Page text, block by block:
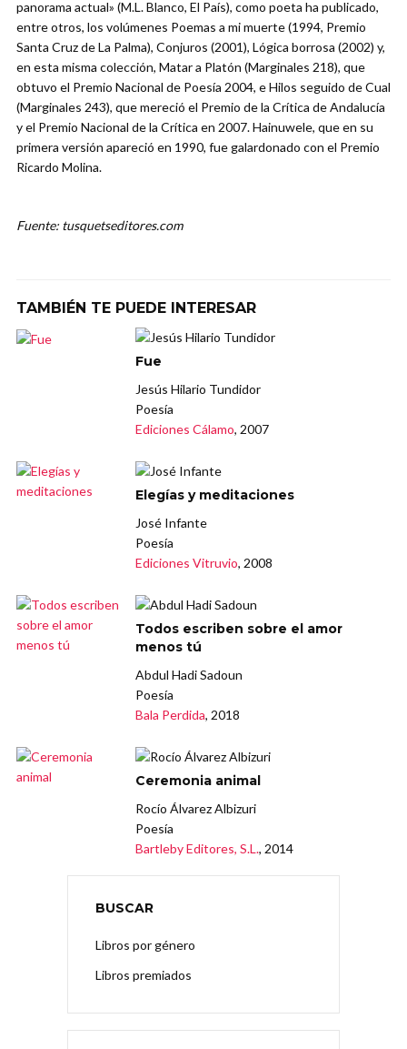
panorama actual» (M.L. Blanco, El País), como poeta ha publicado,
entre otros, los volúmenes Poemas a mi muerte (1994, Premio
Santa Cruz de La Palma), Conjuros (2001), Lógica borrosa (2002) y,
en esta misma colección, Matar a Platón (Marginales 218), que
obtuvo el Premio Nacional de Poesía 2004, e Hilos seguido de Cual
(Marginales 243), que mereció el Premio de la Crítica de Andalucía
y el Premio Nacional de la Crítica en 2007. Hainuwele, que en su
primera versión apareció en 1990, fue galardonado con el Premio
Ricardo Molina.
Fuente: tusquetseditores.com
TAMBIÉN TE PUEDE INTERESAR
Fue
Jesús Hilario Tundidor
Poesía
Ediciones Cálamo, 2007
Elegías y meditaciones
José Infante
Poesía
Ediciones Vitruvio, 2008
Todos escriben sobre el amor
menos tú
Abdul Hadi Sadoun
Poesía
Bala Perdida, 2018
Ceremonia animal
Rocío Álvarez Albizuri
Poesía
Bartleby Editores, S.L., 2014
BUSCAR
Libros por género
Libros premiados